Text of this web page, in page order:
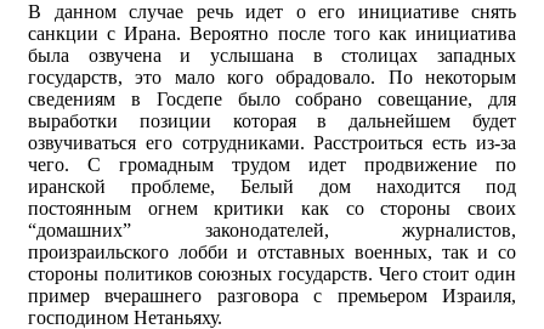
В данном случае речь идет о его инициативе снять
санкции с Ирана. Вероятно после того как инициатива
была озвучена и услышана в столицах западных
государств, это мало кого обрадовало. По некоторым
сведениям в Госдепе было собрано совещание, для
выработки позиции которая в дальнейшем будет
озвучиваться его сотрудниками. Расстроиться есть из-за
чего. С громадным трудом идет продвижение по
иранской проблеме, Белый дом находится под
постоянным огнем критики как со стороны своих
“домашних” законодателей, журналистов,
произраильского лобби и отставных военных, так и со
стороны политиков союзных государств. Чего стоит один
пример вчерашнего разговора с премьером Израиля,
господином Нетаньяху.